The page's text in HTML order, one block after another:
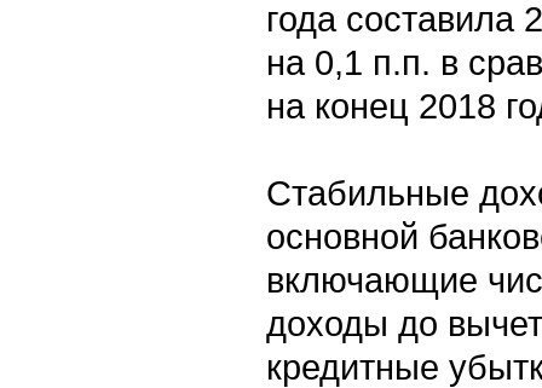
года составила
на 0,1 п.п. в
на конец 2018
Стабильные
основной
включающие
доходы до
кредитные